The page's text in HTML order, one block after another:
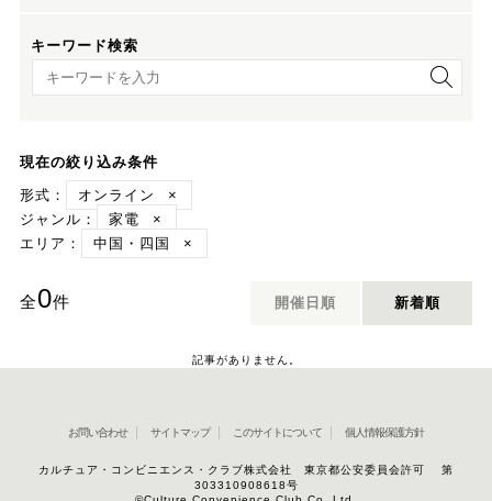
キーワード検索
キーワード検索
現在の絞り込み条件
形式：
オンライン
×
ジャンル：
家電
×
エリア：
中国・四国 ×
全0件 開催日順 新着順
記事がありません。
お問い合わせ サイトマップ このサイトについて 個人情報保護方針
カルチュア・コンビニエンス・クラブ株式会社 東京都公安委員会許可 第
303310908618号